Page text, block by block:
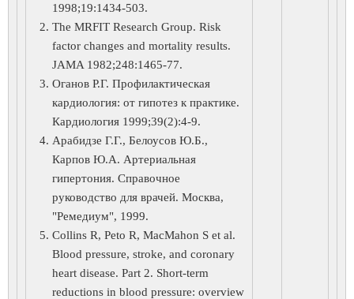
1998;19:1434-503.
The MRFIT Research Group. Risk
factor changes and mortality results.
JAMA 1982;248:1465-77.
Оганов Р.Г. Профилактическая
кардиология: от гипотез к практике.
Кардиология 1999;39(2):4-9.
Арабидзе Г.Г., Белоусов Ю.Б.,
Карпов Ю.А. Артериальная
гипертония. Справочное
руководство для врачей. Москва,
"Ремедиум", 1999.
Collins R, Peto R, MacMahon S et al.
Blood pressure, stroke, and coronary
heart disease. Part 2. Short-term
reductions in blood pressure: overview